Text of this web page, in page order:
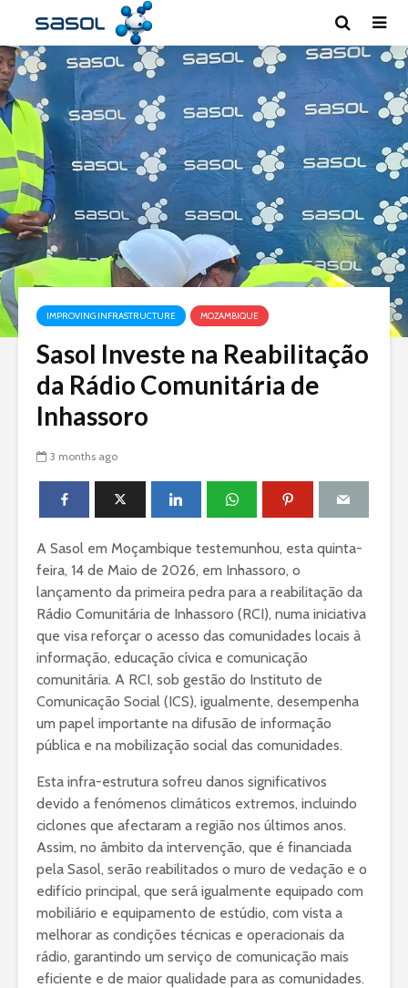
IMPROVING INFRASTRUCTURE MOZAMBIQUE
Sasol Investe na Reabilitação
da Rádio Comunitária de
Inhassoro
3 months ago
A Sasol em Moçambique testemunhou, esta quinta-
feira, 14 de Maio de 2026, em Inhassoro, o
lançamento da primeira pedra para a reabilitação da
Rádio Comunitária de Inhassoro (RCI), numa iniciativa
que visa reforçar o acesso das comunidades locais à
informação, educação cívica e comunicação
comunitária. A RCI, sob gestão do Instituto de
Comunicação Social (ICS), igualmente, desempenha
um papel importante na difusão de informação
pública e na mobilização social das comunidades.
Esta infra-estrutura sofreu danos significativos
devido a fenómenos climáticos extremos, incluindo
ciclones que afectaram a região nos últimos anos.
Assim, no âmbito da intervenção, que é financiada
pela Sasol, serão reabilitados o muro de vedação e o
edifício principal, que será igualmente equipado com
mobiliário e equipamento de estúdio, com vista a
melhorar as condições técnicas e operacionais da
rádio, garantindo um serviço de comunicação mais
eficiente e de maior qualidade para as comunidades.